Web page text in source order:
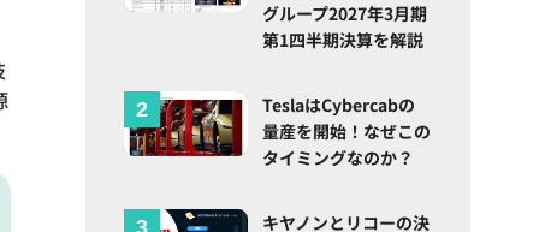
グループ2027年3月期
第1四半期決算を解説
TeslaはCybercabの
量産を開始！なぜこの
タイミングなのか？
キヤノンとリコーの決